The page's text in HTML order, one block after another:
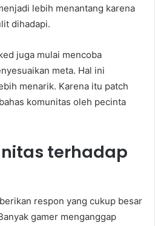
lebih menantang karena
dihadapi.
juga mulai mencoba
meta. Hal ini
menarik. Karena itu patch
komunitas oleh pecinta
terhadap
respon yang cukup besar
gamer menganggap